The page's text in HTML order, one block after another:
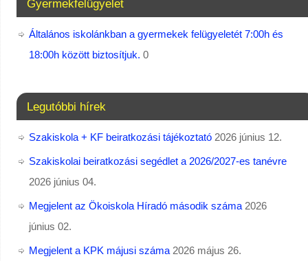
Gyermekfelügyelet
Általános iskolánkban a gyermekek felügyeletét 7:00h és
18:00h között biztosítjuk. 0
Legutóbbi hírek
Szakiskola + KF beiratkozási tájékoztató 2026 június 12.
Szakiskolai beiratkozási segédlet a 2026/2027-es tanévre
2026 június 04.
Megjelent az Ökoiskola Híradó második száma 2026
június 02.
Megjelent a KPK májusi száma 2026 május 26.